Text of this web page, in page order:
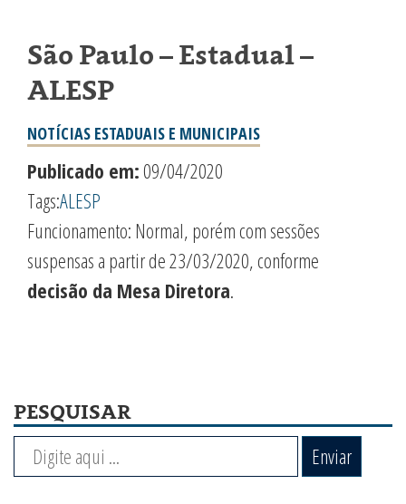
São Paulo – Estadual –
ALESP
NOTÍCIAS ESTADUAIS E MUNICIPAIS
Publicado em:09/04/2020
Tags:ALESP
Funcionamento: Normal, porém com sessões
suspensas a partir de 23/03/2020, conforme
decisão da Mesa Diretora.
PESQUISAR
Enviar